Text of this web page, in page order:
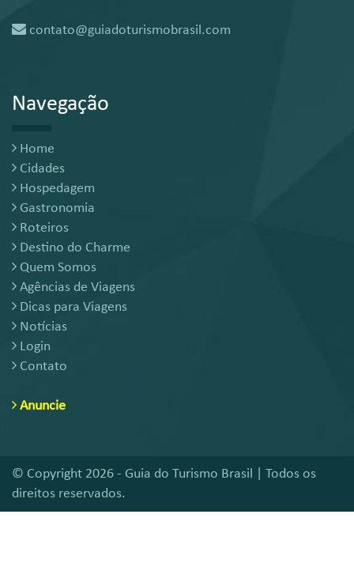
contato@guiadoturismobrasil.com
Navegação
Home
Cidades
Hospedagem
Gastronomia
Roteiros
Destino do Charme
Quem Somos
Agências de Viagens
Dicas para Viagens
Notícias
Login
Contato
Anuncie
© Copyright 2026 - Guia do Turismo Brasil | Todos os
direitos reservados.